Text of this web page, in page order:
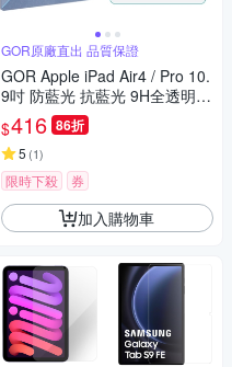
GOR原廠直出 品質保證
GOR Apple iPad Air4 / Pro 10.
9吋 防藍光 抗藍光 9H全透明鋼
化玻璃平板保護貼
$416 86折
5 (1)
限時下殺 券
加入購物車